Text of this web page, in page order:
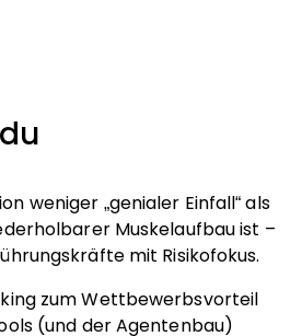
weniger „genialer Einfall“ als
Muskelaufbau ist –
mit Risikofokus.
zum Wettbewerbsvorteil
(und der Agentenbau)